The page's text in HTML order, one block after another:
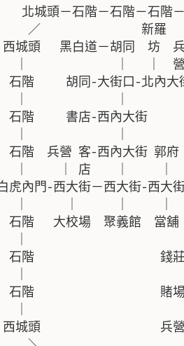
北城頭－石階－石階－石階
／                新羅
城頭   黑白道－胡同  坊
｜              ｜   ｜
石階     胡同-大街口-北內
｜              ｜
石階     書店-西內大街
｜              ｜
石階  兵營 客-西內大街 郭
｜     ｜ 店    ｜
虎內門-西大街－西大街-西大
｜      ｜      ｜     ｜
石階   大校場  聚義館  當
｜
石階                    錢
｜
石階                    賭
｜
城頭                   兵